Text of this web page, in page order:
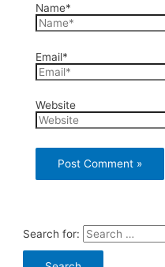
Name*
Email*
Website
Search for: